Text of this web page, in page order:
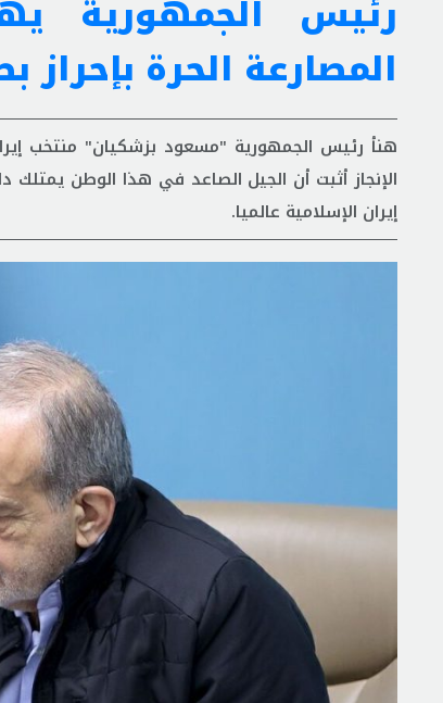
رئيس الجمهورية
المصارعة الحرة بإحراز
هنأ رئيس الجمهورية "مسعود بزشكيان" منتخب
الإنجاز أثبت أن الجيل الصاعد في هذا الوطن يمتلك
إيران الإسلامية عالميا.